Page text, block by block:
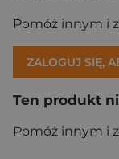
Pomóż innym i
ZALOGUJ SIĘ,
Ten produkt
Pomóż innym i